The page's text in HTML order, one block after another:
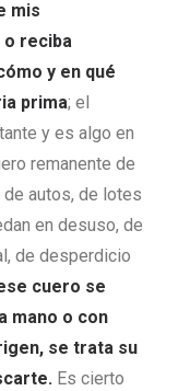
mis
o reciba
y en qué
prima; el
y es algo en
remanente de
autos, de lotes
en desuso, de
de desperdicio
cuero se
mano o con
se trata su
Es cierto